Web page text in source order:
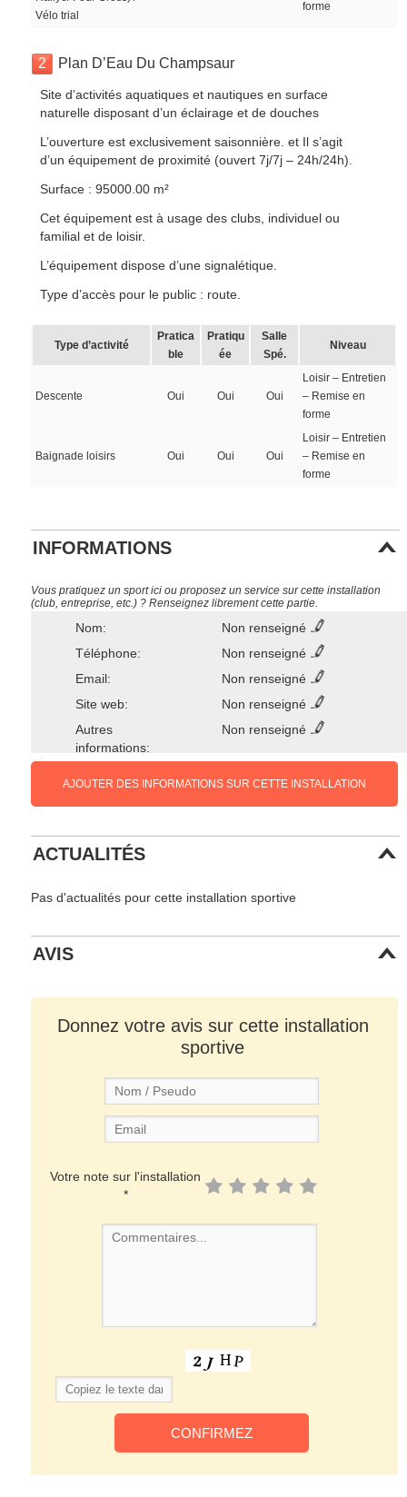
Vélo trial
forme
2 Plan D’Eau Du Champsaur
Site d’activités aquatiques et nautiques en surface
naturelle disposant d’un éclairage et de douches
L’ouverture est exclusivement saisonnière. et Il s’agit
d’un équipement de proximité (ouvert 7j/7j – 24h/24h).
Surface : 95000.00 m²
Cet équipement est à usage des clubs, individuel ou
familial et de loisir.
L’équipement dispose d’une signalétique.
Type d’accès pour le public : route.
Type d’activité
Pratica
ble
Pratiqu
ée
Salle
Spé.
Niveau
Descente Oui Oui Oui
Loisir – Entretien
– Remise en
forme
Baignade loisirs Oui Oui Oui
Loisir – Entretien
– Remise en
forme
INFORMATIONS
Vous pratiquez un sport ici ou proposez un service sur cette installation
(club, entreprise, etc.) ? Renseignez librement cette partie.
Nom:
Non renseigné
Téléphone:
Non renseigné
Email:
Non renseigné
Site web:
Non renseigné
Autres
informations:
Non renseigné
AJOUTER DES INFORMATIONS SUR CETTE INSTALLATION
ACTUALITÉS
Pas d'actualités pour cette installation sportive
AVIS
Donnez votre avis sur cette installation
sportive
Votre note sur l'installation
*